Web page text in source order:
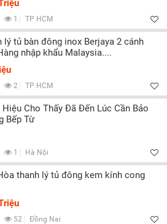
1 TP HCM
lý tủ bàn đông inox Berjaya 2 cánh
nhập khẩu Malaysia....
2 TP HCM
Hiệu Cho Thấy Đã Đến Lúc Cần Bảo
Bếp Từ
1 Hà Nội
thanh lý tủ đông kem kính cong
52 Đồng Nai